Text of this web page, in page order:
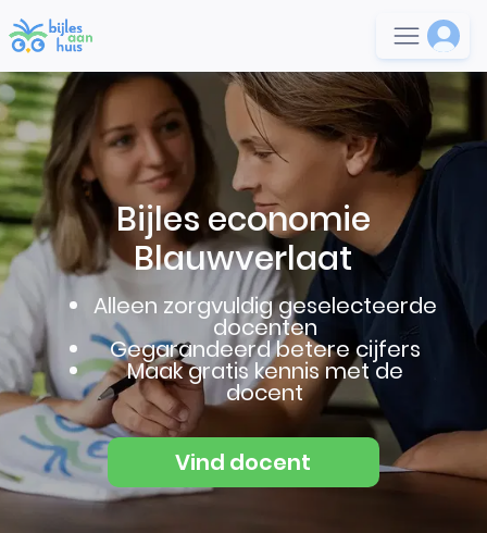
Bijles economie
Blauwverlaat
Alleen zorgvuldig geselecteerde
docenten
Gegarandeerd betere cijfers
Maak gratis kennis met de
docent
Vind docent